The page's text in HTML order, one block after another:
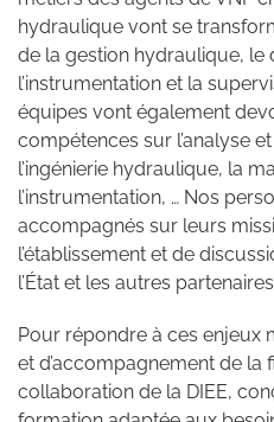
hydraulique vont se
de la gestion hydraulique,
l’instrumentation et la
équipes vont également
compétences sur l’analyse
l’ingénierie hydraulique, la
l’instrumentation, … Nos
accompagnés sur leurs
l’établissement et de
l’État et les autres
Pour répondre à ces enjeux
et d’accompagnement de la
collaboration de la DIEE,